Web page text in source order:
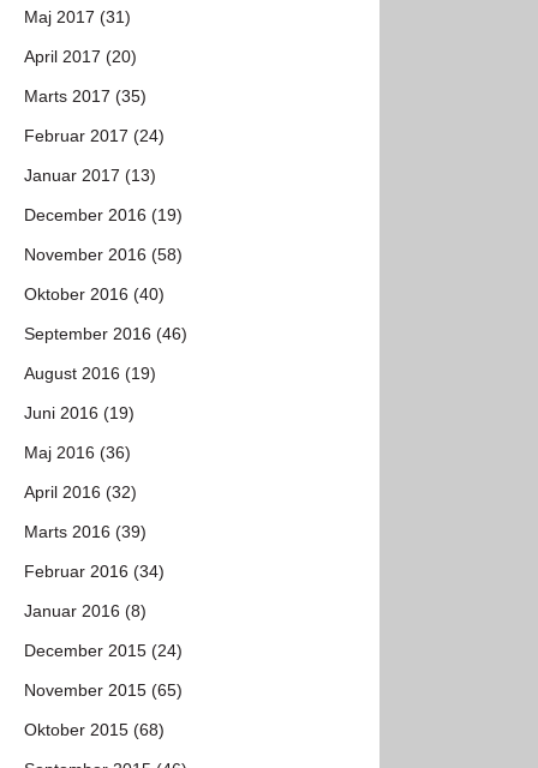
Maj 2017 (31)
April 2017 (20)
Marts 2017 (35)
Februar 2017 (24)
Januar 2017 (13)
December 2016 (19)
November 2016 (58)
Oktober 2016 (40)
September 2016 (46)
August 2016 (19)
Juni 2016 (19)
Maj 2016 (36)
April 2016 (32)
Marts 2016 (39)
Februar 2016 (34)
Januar 2016 (8)
December 2015 (24)
November 2015 (65)
Oktober 2015 (68)